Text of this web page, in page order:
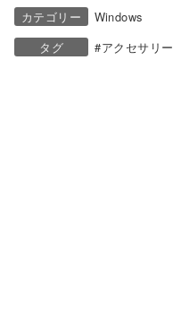
カテゴリー
Windows
タグ
アクセサリー